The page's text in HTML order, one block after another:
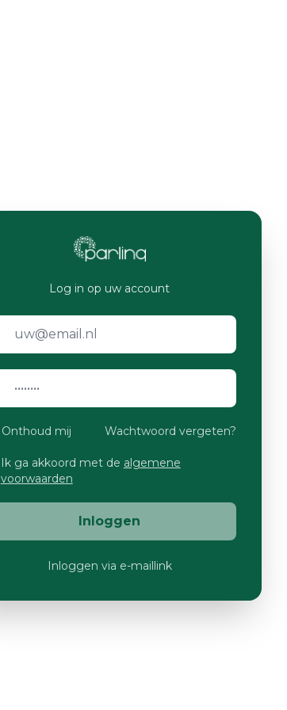
Log in op uw account
Onthoud mij Wachtwoord vergeten?
Ik ga akkoord met de algemene
voorwaarden
Inloggen
Inloggen via e-maillink